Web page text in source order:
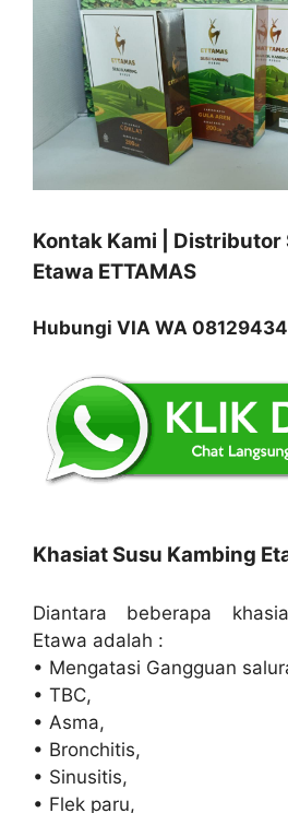
Kontak Kami | Distributor
Etawa ETTAMAS
Hubungi VIA WA
Khasiat Susu Kambing
Diantara beberapa
Etawa adalah :
• Mengatasi Gangguan
• TBC,
• Asma,
• Bronchitis,
• Sinusitis,
• Flek paru,